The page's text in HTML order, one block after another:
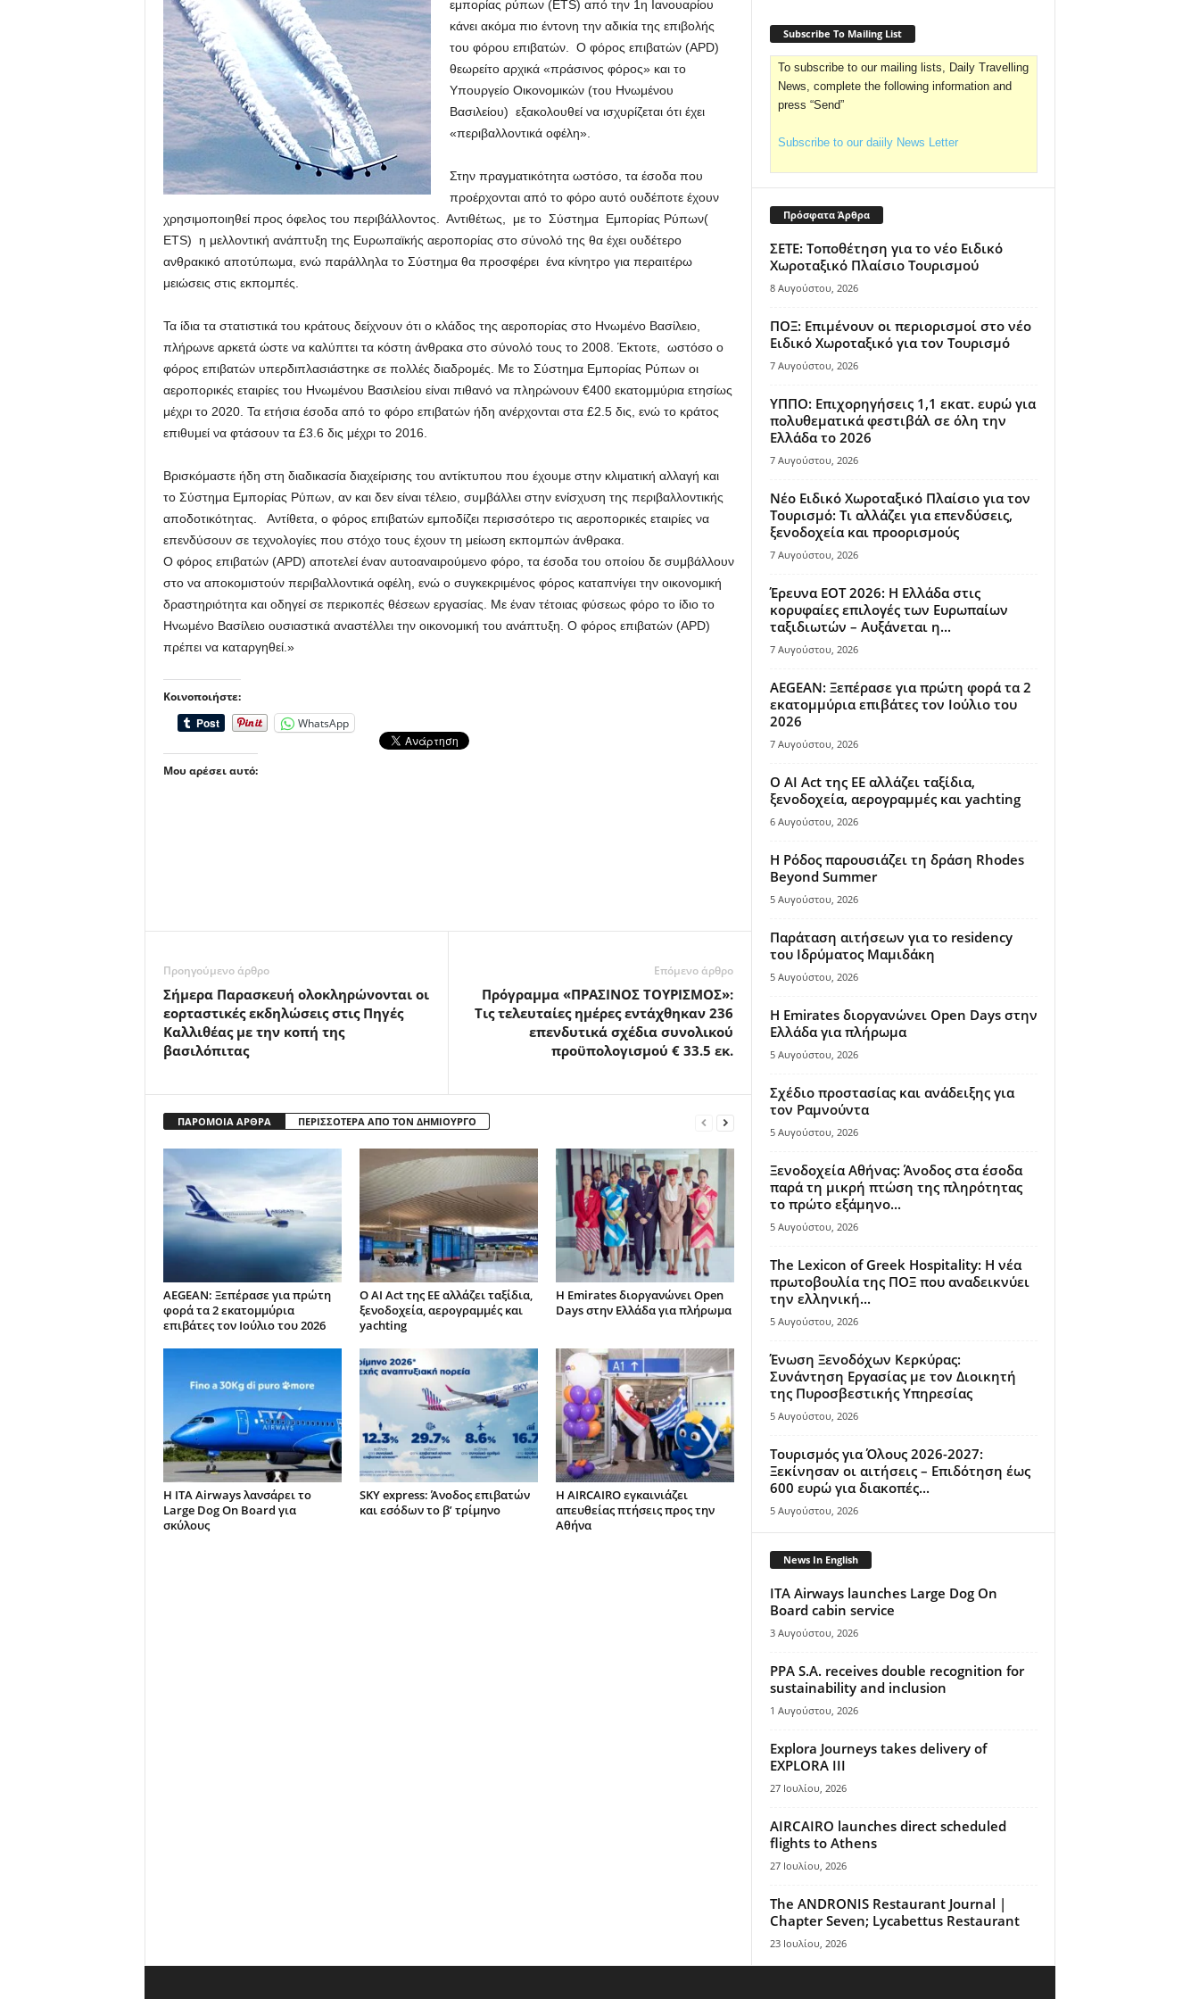
εμπορίας ρύπων (ETS) από την 1η Ιανουαρίου
κάνει ακόμα πιο έντονη την αδικία της επιβολής
του φόρου επιβατών. Ο φόρος επιβατών (APD)
θεωρείτο αρχικά «πράσινος φόρος» και το
Υπουργείο Οικονομικών (του Ηνωμένου
Βασιλείου) εξακολουθεί να ισχυρίζεται ότι έχει
«περιβαλλοντικά οφέλη».
Στην πραγματικότητα ωστόσο, τα έσοδα που
προέρχονται από το φόρο αυτό ουδέποτε έχουν
χρησιμοποιηθεί προς όφελος του περιβάλλοντος. Αντιθέτως, με το Σύστημα Εμπορίας Ρύπων(
ETS) η μελλοντική ανάπτυξη της Ευρωπαϊκής αεροπορίας στο σύνολό της θα έχει ουδέτερο
ανθρακικό αποτύπωμα, ενώ παράλληλα το Σύστημα θα προσφέρει ένα κίνητρο για περαιτέρω
μειώσεις στις εκπομπές.
Τα ίδια τα στατιστικά του κράτους δείχνουν ότι ο κλάδος της αεροπορίας στο Ηνωμένο Βασίλειο,
πλήρωνε αρκετά ώστε να καλύπτει τα κόστη άνθρακα στο σύνολό τους το 2008. Έκτοτε, ωστόσο ο
φόρος επιβατών υπερδιπλασιάστηκε σε πολλές διαδρομές. Με το Σύστημα Εμπορίας Ρύπων οι
αεροπορικές εταιρίες του Ηνωμένου Βασιλείου είναι πιθανό να πληρώνουν €400 εκατομμύρια ετησίως
μέχρι το 2020. Τα ετήσια έσοδα από το φόρο επιβατών ήδη ανέρχονται στα £2.5 δις, ενώ το κράτος
επιθυμεί να φτάσουν τα £3.6 δις μέχρι το 2016.
Βρισκόμαστε ήδη στη διαδικασία διαχείρισης του αντίκτυπου που έχουμε στην κλιματική αλλαγή και
το Σύστημα Εμπορίας Ρύπων, αν και δεν είναι τέλειο, συμβάλλει στην ενίσχυση της περιβαλλοντικής
αποδοτικότητας. Αντίθετα, ο φόρος επιβατών εμποδίζει περισσότερο τις αεροπορικές εταιρίες να
επενδύσουν σε τεχνολογίες που στόχο τους έχουν τη μείωση εκπομπών άνθρακα.
Ο φόρος επιβατών (APD) αποτελεί έναν αυτοαναιρούμενο φόρο, τα έσοδα του οποίου δε συμβάλλουν
στο να αποκομιστούν περιβαλλοντικά οφέλη, ενώ ο συγκεκριμένος φόρος καταπνίγει την οικονομική
δραστηριότητα και οδηγεί σε περικοπές θέσεων εργασίας. Με έναν τέτοιας φύσεως φόρο το ίδιο το
Ηνωμένο Βασίλειο ουσιαστικά αναστέλλει την οικονομική του ανάπτυξη. Ο φόρος επιβατών (APD)
πρέπει να καταργηθεί.»
Κοινοποιήστε:
WhatsApp
Μου αρέσει αυτό:
Προηγούμενο άρθρο
Σήμερα Παρασκευή ολοκληρώνονται οι
εορταστικές εκδηλώσεις στις Πηγές
Καλλιθέας με την κοπή της
βασιλόπιτας
Επόμενο άρθρο
Πρόγραμμα «ΠΡΑΣΙΝΟΣ ΤΟΥΡΙΣΜΟΣ»:
Τις τελευταίες ημέρες εντάχθηκαν 236
επενδυτικά σχέδια συνολικού
προϋπολογισμού € 33.5 εκ.
ΠΑΡΟΜΟΙΑ ΑΡΘΡΑ ΠΕΡΙΣΣΟΤΕΡΑ ΑΠΟ ΤΟΝ ΔΗΜΙΟΥΡΓΟ
AEGEAN: Ξεπέρασε για πρώτη
φορά τα 2 εκατομμύρια
επιβάτες τον Ιούλιο του 2026
Ο AI Act της ΕΕ αλλάζει ταξίδια,
ξενοδοχεία, αερογραμμές και
yachting
Η Emirates διοργανώνει Open
Days στην Ελλάδα για πλήρωμα
Η ITA Airways λανσάρει το
Large Dog On Board για
σκύλους
SKY express: Άνοδος επιβατών
και εσόδων το β’ τρίμηνο
Η AIRCAIRO εγκαινιάζει
απευθείας πτήσεις προς την
Αθήνα
Subscribe To Mailing List
To subscribe to our mailing lists, Daily Travelling
News, complete the following information and
press “Send”
Subscribe to our daiily News Letter
Πρόσφατα Άρθρα
ΣΕΤΕ: Τοποθέτηση για το νέο Ειδικό
Χωροταξικό Πλαίσιο Τουρισμού
8 Αυγούστου, 2026
ΠΟΞ: Επιμένουν οι περιορισμοί στο νέο
Ειδικό Χωροταξικό για τον Τουρισμό
7 Αυγούστου, 2026
ΥΠΠΟ: Επιχορηγήσεις 1,1 εκατ. ευρώ για
πολυθεματικά φεστιβάλ σε όλη την
Ελλάδα το 2026
7 Αυγούστου, 2026
Νέο Ειδικό Χωροταξικό Πλαίσιο για τον
Τουρισμό: Τι αλλάζει για επενδύσεις,
ξενοδοχεία και προορισμούς
7 Αυγούστου, 2026
Έρευνα ΕΟΤ 2026: Η Ελλάδα στις
κορυφαίες επιλογές των Ευρωπαίων
ταξιδιωτών – Αυξάνεται η...
7 Αυγούστου, 2026
AEGEAN: Ξεπέρασε για πρώτη φορά τα 2
εκατομμύρια επιβάτες τον Ιούλιο του
2026
7 Αυγούστου, 2026
Ο AI Act της ΕΕ αλλάζει ταξίδια,
ξενοδοχεία, αερογραμμές και yachting
6 Αυγούστου, 2026
Η Ρόδος παρουσιάζει τη δράση Rhodes
Beyond Summer
5 Αυγούστου, 2026
Παράταση αιτήσεων για το residency
του Ιδρύματος Μαμιδάκη
5 Αυγούστου, 2026
Η Emirates διοργανώνει Open Days στην
Ελλάδα για πλήρωμα
5 Αυγούστου, 2026
Σχέδιο προστασίας και ανάδειξης για
τον Ραμνούντα
5 Αυγούστου, 2026
Ξενοδοχεία Αθήνας: Άνοδος στα έσοδα
παρά τη μικρή πτώση της πληρότητας
το πρώτο εξάμηνο...
5 Αυγούστου, 2026
The Lexicon of Greek Hospitality: Η νέα
πρωτοβουλία της ΠΟΞ που αναδεικνύει
την ελληνική...
5 Αυγούστου, 2026
Ένωση Ξενοδόχων Κερκύρας:
Συνάντηση Εργασίας με τον Διοικητή
της Πυροσβεστικής Υπηρεσίας
5 Αυγούστου, 2026
Τουρισμός για Όλους 2026-2027:
Ξεκίνησαν οι αιτήσεις – Επιδότηση έως
600 ευρώ για διακοπές...
5 Αυγούστου, 2026
News In English
ITA Airways launches Large Dog On
Board cabin service
3 Αυγούστου, 2026
PPA S.A. receives double recognition for
sustainability and inclusion
1 Αυγούστου, 2026
Explora Journeys takes delivery of
EXPLORA III
27 Ιουλίου, 2026
AIRCAIRO launches direct scheduled
flights to Athens
27 Ιουλίου, 2026
The ANDRONIS Restaurant Journal |
Chapter Seven; Lycabettus Restaurant
23 Ιουλίου, 2026